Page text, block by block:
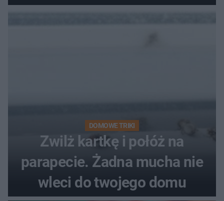
DOMOWE TRIKI
Zwilż kartkę i połóż na
parapecie. Żadna mucha nie
wleci do twojego domu